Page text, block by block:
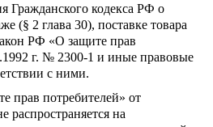
Гражданского кодекса РФ о
(§ 2 глава 30), поставке товара
РФ «О защите прав
г. № 2300-1 и иные правовые
с ними.
прав потребителей» от
распространяется на